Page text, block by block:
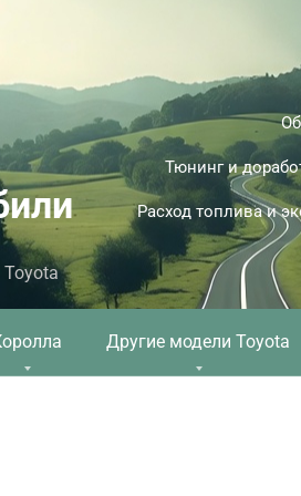
Toyota
Тюнинг и
Расход топлива и
Другие модели Toyota